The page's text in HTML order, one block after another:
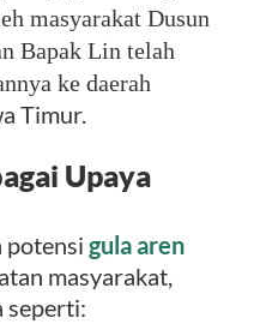
masyarakat Dusun
Bapak Lin telah
ke daerah
Timur.
Upaya
potensigula aren
masyarakat,
seperti: